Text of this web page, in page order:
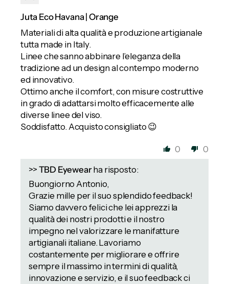
Juta Eco Havana | Orange
Materiali di alta qualità e produzione artigianale
tutta made in Italy.
Linee che sanno abbinare l’eleganza della
tradizione ad un design al contempo moderno
ed innovativo.
Ottimo anche il comfort, con misure costruttive
in grado di adattarsi molto efficacemente alle
diverse linee del viso.
Soddisfatto. Acquisto consigliato 😉
0
0
>> TBD Eyewearha risposto:
Buongiorno Antonio,
Grazie mille per il suo splendido feedback!
Siamo davvero felici che lei apprezzi la
qualità dei nostri prodotti e il nostro
impegno nel valorizzare le manifatture
artigianali italiane. Lavoriamo
costantemente per migliorare e offrire
sempre il massimo in termini di qualità,
innovazione e servizio, e il suo feedback ci